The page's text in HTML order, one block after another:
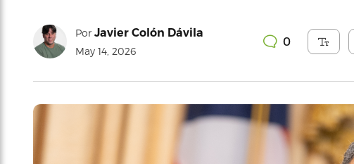
Por Javier Colón Dávila
May 14, 2026
0